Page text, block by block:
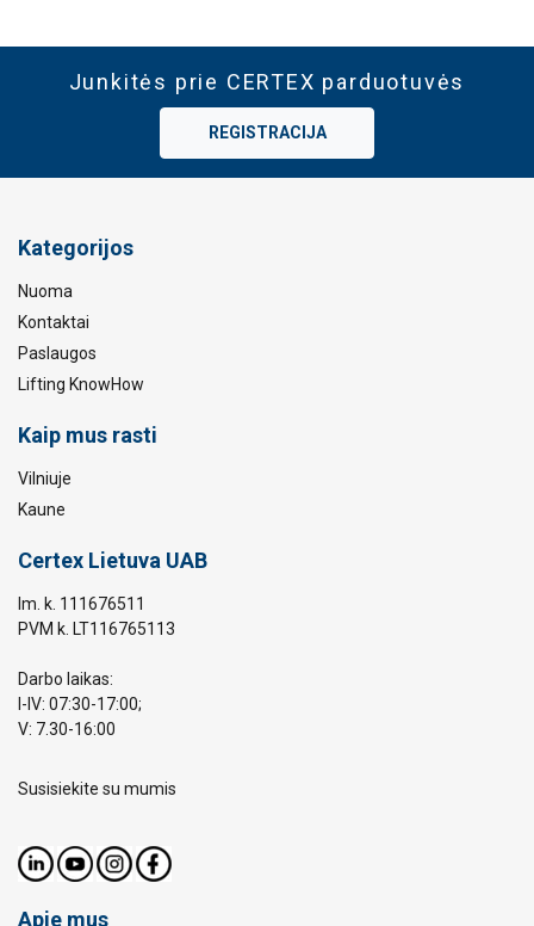
Junkitės prie CERTEX parduotuvės
REGISTRACIJA
Kategorijos
Nuoma
Kontaktai
Paslaugos
Lifting KnowHow
Kaip mus rasti
Vilniuje
Kaune
Certex Lietuva UAB
Im. k. 111676511
PVM k. LT116765113
Darbo laikas:
I-IV: 07:30-17:00;
V: 7.30-16:00
Susisiekite su mumis
Apie mus